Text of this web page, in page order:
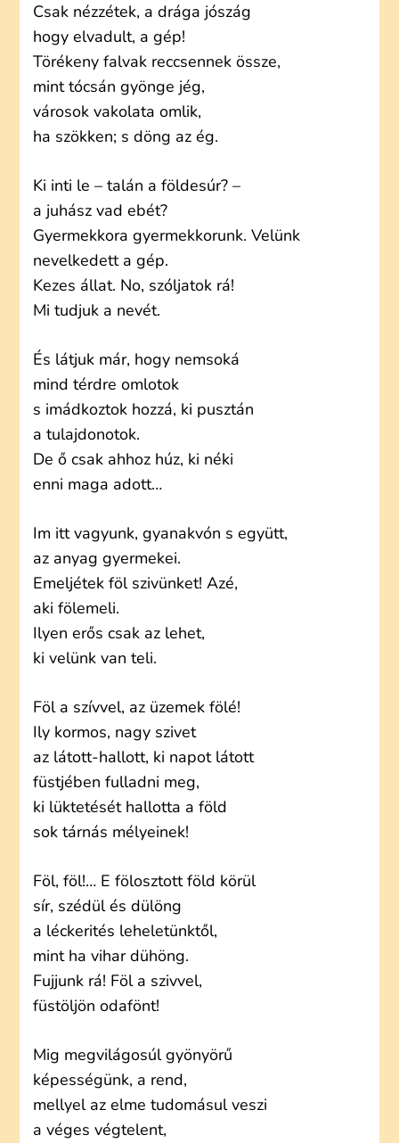
Csak nézzétek, a drága jószág
hogy elvadult, a gép!
Törékeny falvak reccsennek össze,
mint tócsán gyönge jég,
városok vakolata omlik,
ha szökken; s döng az ég.
Ki inti le – talán a földesúr? –
a juhász vad ebét?
Gyermekkora gyermekkorunk. Velünk
nevelkedett a gép.
Kezes állat. No, szóljatok rá!
Mi tudjuk a nevét.
És látjuk már, hogy nemsoká
mind térdre omlotok
s imádkoztok hozzá, ki pusztán
a tulajdonotok.
De ő csak ahhoz húz, ki néki
enni maga adott…
Im itt vagyunk, gyanakvón s együtt,
az anyag gyermekei.
Emeljétek föl szivünket! Azé,
aki fölemeli.
Ilyen erős csak az lehet,
ki velünk van teli.
Föl a szívvel, az üzemek fölé!
Ily kormos, nagy szivet
az látott-hallott, ki napot látott
füstjében fulladni meg,
ki lüktetését hallotta a föld
sok tárnás mélyeinek!
Föl, föl!… E fölosztott föld körül
sír, szédül és dülöng
a léckerités leheletünktől,
mint ha vihar dühöng.
Fujjunk rá! Föl a szivvel,
füstöljön odafönt!
Mig megvilágosúl gyönyörű
képességünk, a rend,
mellyel az elme tudomásul veszi
a véges végtelent,